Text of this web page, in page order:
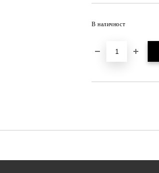
В наличност